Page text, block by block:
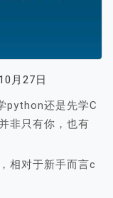
月27日
python还是先学C
非只有你，也有
相对于新手而言c